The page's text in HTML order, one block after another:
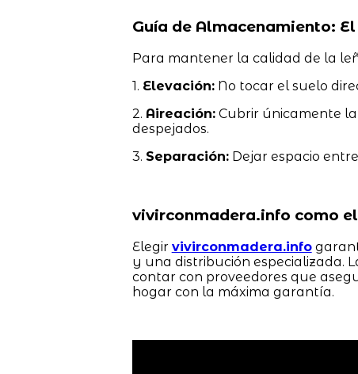
Guía de Almacenamiento:
Para mantener la calidad de la
1. Elevación:No tocar el suelo
2. Aireación:Cubrir únicamente
despejados.
3. Separación:Dejar espacio
vivirconmadera.info como
Elegir vivirconmadera.info
y una distribución especializada.
contar con proveedores que
hogar con la máxima garantía.